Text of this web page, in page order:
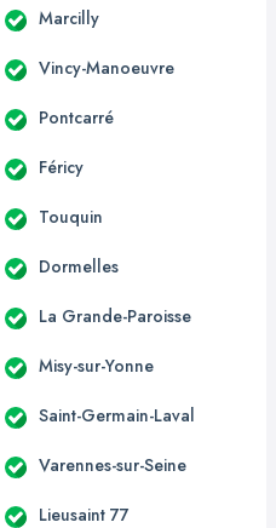
Marcilly
Vincy-Manoeuvre
Pontcarré
Féricy
Touquin
Dormelles
La Grande-Paroisse
Misy-sur-Yonne
Saint-Germain-Laval
Varennes-sur-Seine
Lieusaint 77